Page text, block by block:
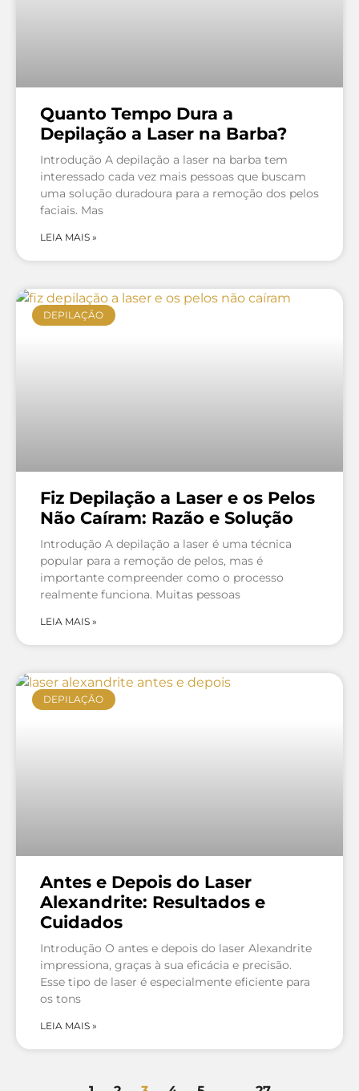
Quanto Tempo Dura a
Depilação a Laser na Barba?
Introdução A depilação a laser na barba tem
interessado cada vez mais pessoas que buscam
uma solução duradoura para a remoção dos pelos
faciais. Mas
LEIA MAIS »
DEPILAÇÃO
Fiz Depilação a Laser e os Pelos
Não Caíram: Razão e Solução
Introdução A depilação a laser é uma técnica
popular para a remoção de pelos, mas é
importante compreender como o processo
realmente funciona. Muitas pessoas
LEIA MAIS »
DEPILAÇÃO
Antes e Depois do Laser
Alexandrite: Resultados e
Cuidados
Introdução O antes e depois do laser Alexandrite
impressiona, graças à sua eficácia e precisão.
Esse tipo de laser é especialmente eficiente para
os tons
LEIA MAIS »